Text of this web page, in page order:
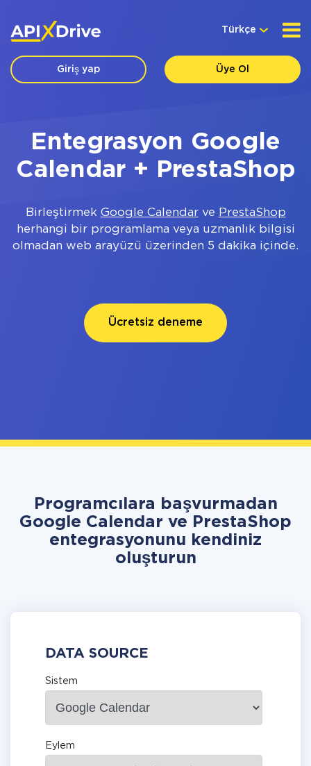
Türkçe
Giriş yap Üye Ol
Entegrasyon Google
Calendar + PrestaShop
Birleştirmek Google Calendarve PrestaShop
herhangi bir programlama veya uzmanlık bilgisi
olmadan web arayüzü üzerinden 5 dakika içinde.
Ücretsiz deneme
Programcılara başvurmadan
Google Calendar ve PrestaShop
entegrasyonunu kendiniz
oluşturun
DATA SOURCE
Sistem
Eylem